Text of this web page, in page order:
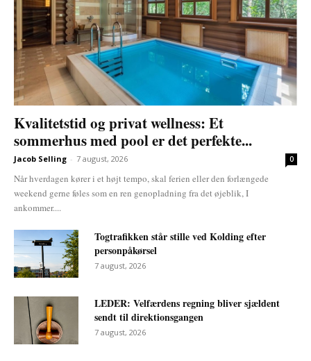
Kvalitetstid og privat wellness: Et
sommerhus med pool er det perfekte...
Jacob Selling - 7 august, 2026 0
Når hverdagen kører i et højt tempo, skal ferien eller den forlængede
weekend gerne føles som en ren genopladning fra det øjeblik, I
ankommer....
Togtrafikken står stille ved Kolding efter
personpåkørsel
7 august, 2026
LEDER: Velfærdens regning bliver sjældent
sendt til direktionsgangen
7 august, 2026